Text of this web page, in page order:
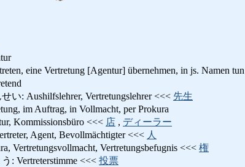
eine Vertretung [Agentur] übernehmen, in js. Namen tun
い: Aushilfslehrer, Vertretungslehrer <<< 先生
im Auftrag, in Vollmacht, per Prokura
Kommissionsbüro <<< 店 , ディーラー
Agent, Bevollmächtigter <<< 人
Vertretungsvollmacht, Vertretungsbefugnis <<< 権
: Vertreterstimme <<< 投票